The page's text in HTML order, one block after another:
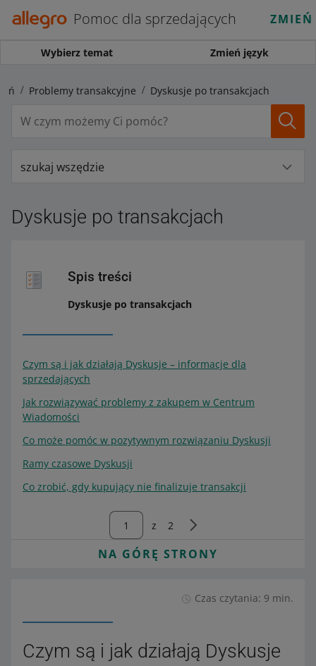
Pomoc dla sprzedających
Wybierz temat Zmień język
Problemy transakcyjne Dyskusje po transakcjach
szukaj wszędzie
Dyskusje po transakcjach
Spis treści
Dyskusje po transakcjach
Czym są i jak działają Dyskusje – informacje dla
sprzedających
Jak rozwiązywać problemy z zakupem w Centrum
Wiadomości
Co może pomóc w pozytywnym rozwiązaniu Dyskusji
Ramy czasowe Dyskusji
Co zrobić, gdy kupujący nie finalizuje transakcji
z 2
NA GÓRĘ STRONY
Czas czytania: 9 min.
Czym są i jak działają Dyskusje